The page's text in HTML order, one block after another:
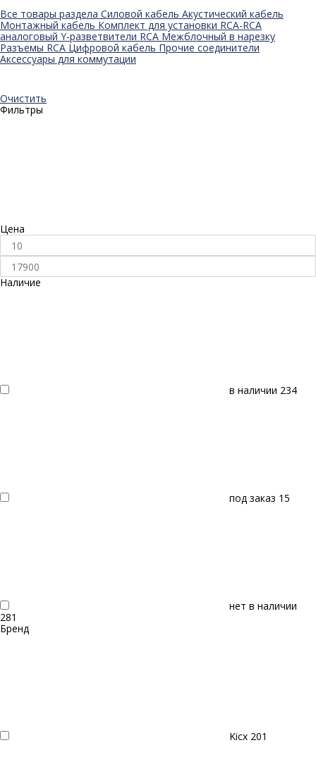
Все товары раздела Силовой кабель Акустический кабель
Монтажный кабель Комплект для установки RCA-RCA
аналоговый Y-разветвители RCA Межблочный в нарезку
Разъемы RCA Цифровой кабель Прочие соединители
Аксессуары для коммутации
Очистить
Фильтры
Цена
Наличие
в наличии 234
под заказ 15
нет в наличии
281
Бренд
Kicx 201